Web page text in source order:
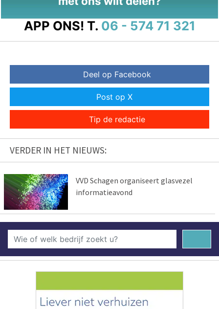
APP ONS! T. 06 - 574 71 321
Deel op Facebook
Post op X
Tip de redactie
VERDER IN HET NIEUWS:
VVD Schagen organiseert glasvezel
informatieavond